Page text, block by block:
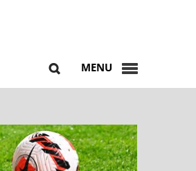
MENU